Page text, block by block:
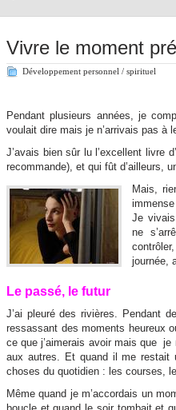
Vivre le moment
Développement personnel / spirituel
Pendant plusieurs années, je
voulait dire mais je n’arrivais pas à
J’avais bien sûr lu l’excellent livre
recommande), et qui fût d’ailleurs,
Mais,
Je
ne
journée,
Le passé, le futur
J’ai pleuré des rivières. Pendant
ressassant des moments heureux
ce que j’aimerais avoir mais que je
aux autres. Et quand il me
choses du quotidien : les courses,
Même quand je m’accordais un